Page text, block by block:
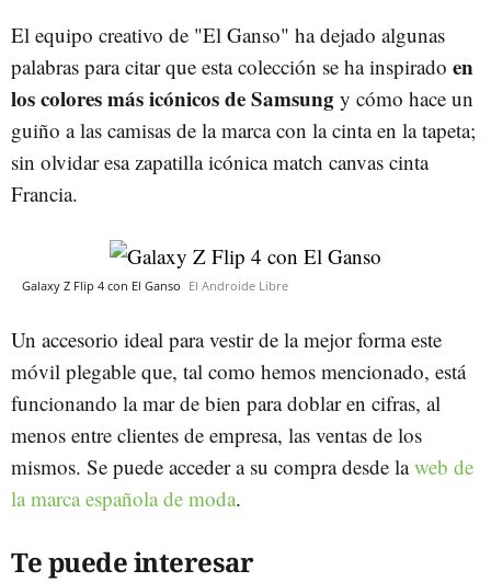
El equipo creativo de "El Ganso" ha dejado algunas
palabras para citar que esta colección se ha inspirado en
los colores más icónicos de Samsung y cómo hace un
guiño a las camisas de la marca con la cinta en la tapeta;
sin olvidar esa zapatilla icónica match canvas cinta
Francia.
Galaxy Z Flip 4 con El Ganso El Androide Libre
Un accesorio ideal para vestir de la mejor forma este
móvil plegable que, tal como hemos mencionado, está
funcionando la mar de bien para doblar en cifras, al
menos entre clientes de empresa, las ventas de los
mismos. Se puede acceder a su compra desde laweb de
la marca española de moda.
Te puede interesar